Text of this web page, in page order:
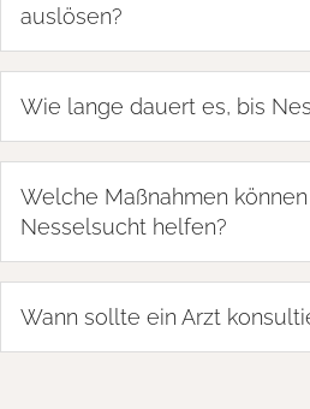
auslösen?
Wie lange dauert es, bis
Welche Maßnahmen
Nesselsucht helfen?
Wann sollte ein Arzt